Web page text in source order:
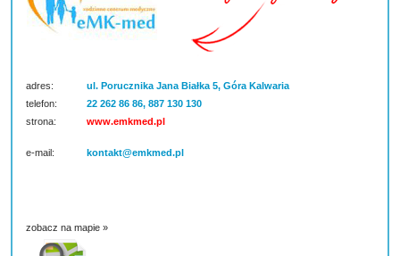
adres:
ul. Porucznika Jana Białka 5, Góra Kalwaria
telefon:
22 262 86 86, 887 130 130
strona:
www.emkmed.pl
e-mail: kontakt@emkmed.pl
zobacz na mapie »